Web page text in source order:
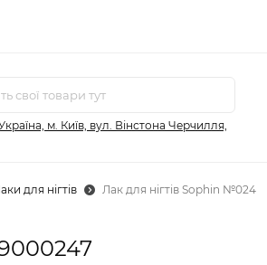
м. Київ, вул. Вінстона Черчилля,
для нігтів Лак для нігтів Sophin №024